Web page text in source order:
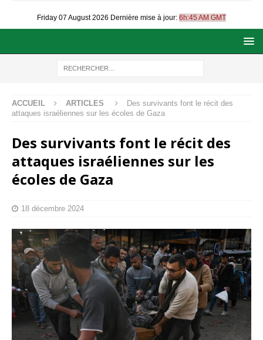
Friday 07 August 2026 Dernière mise à jour: 6h:45 AM GMT
ACCUEIL ARTICLES
Des survivants font le récit des
attaques israéliennes sur les écoles de Gaza
Des survivants font le récit des
attaques israéliennes sur les
écoles de Gaza
18 décembre 2024